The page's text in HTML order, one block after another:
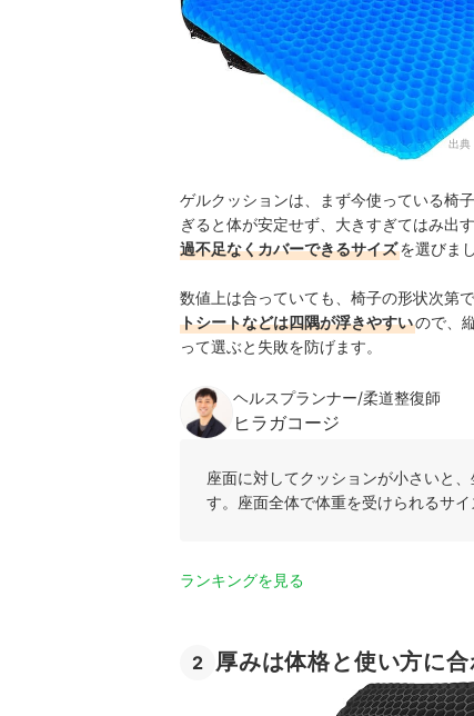
出典
ゲルクッションは、まず今使っている椅
ぎると体が安定せず、大きすぎてはみ出
過不足なくカバーできるサイズを選びま
数値上は合っていても、椅子の形状次第
トシートなどは四隅が浮きやすいので、
って選ぶと失敗を防げます。
ヘルスプランナー/柔道整復師
ヒラガコージ
座面に対してクッションが小さいと
す。座面全体で体重を受けられるサ
ランキングを見る
2 厚みは体格と使い方に